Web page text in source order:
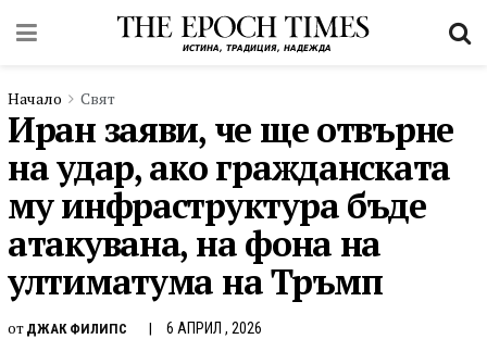
Начало Свят
Иран заяви, че ще отвърне
на удар, ако гражданската
му инфраструктура бъде
атакувана, на фона на
ултиматума на Тръмп
от ДЖАК ФИЛИПС 6 АПРИЛ , 2026